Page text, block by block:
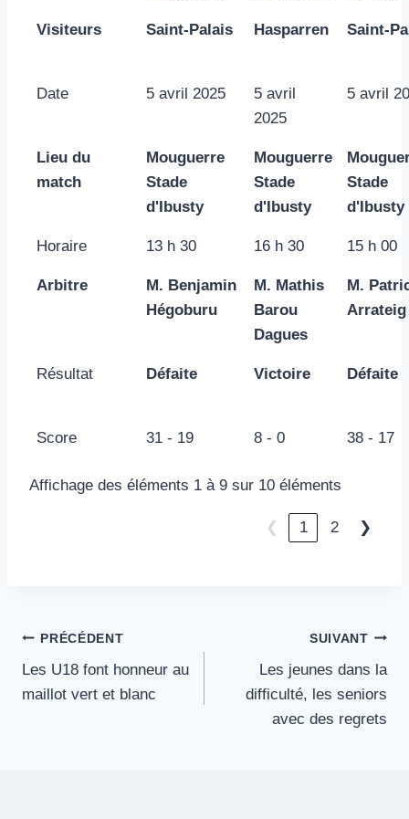
Visiteurs Saint-Palais Hasparren Saint-
Date 5 avril 2025
5 avril
2025
5 avril
Lieu du
match
Mouguerre
Stade
d'Ibusty
Mouguerre
Stade
d'Ibusty
Stade
d'Ibusty
Horaire 13 h 30 16 h 30 15 h 00
Arbitre
M. Benjamin
Hégoburu
M. Mathis
Barou
Dagues
M.
Arrateig
Résultat Défaite Victoire Défaite
Score 31 - 19 8 - 0 38 - 17
Affichage des éléments 1 à 9 sur 10 éléments
❮ 1 2 ❯
Navigation
de
PRÉCÉDENT
Les U18 font honneur au
maillot vert et blanc
SUIVANT
Les jeunes dans la
difficulté, les seniors
avec des regrets